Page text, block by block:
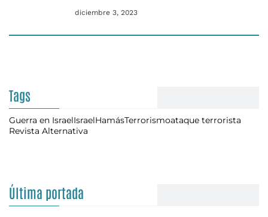
diciembre 3, 2023
Tags
Guerra en IsraelIsraelHamásTerrorismoataque terrorista
Revista Alternativa
Última portada